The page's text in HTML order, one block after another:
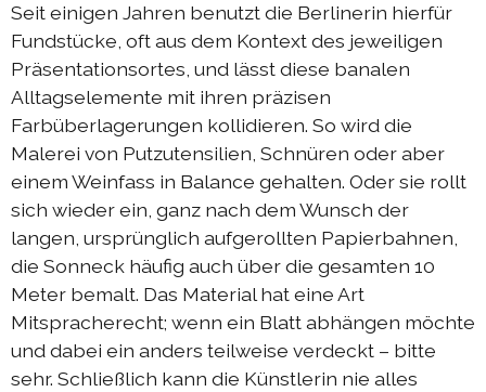
Seit einigen Jahren benutzt die Berlinerin hierfür
Fundstücke, oft aus dem Kontext des jeweiligen
Präsentationsortes, und lässt diese banalen
Alltagselemente mit ihren präzisen
Farbüberlagerungen kollidieren. So wird die
Malerei von Putzutensilien, Schnüren oder aber
einem Weinfass in Balance gehalten. Oder sie rollt
sich wieder ein, ganz nach dem Wunsch der
langen, ursprünglich aufgerollten Papierbahnen,
die Sonneck häufig auch über die gesamten 10
Meter bemalt. Das Material hat eine Art
Mitspracherecht; wenn ein Blatt abhängen möchte
und dabei ein anders teilweise verdeckt – bitte
sehr. Schließlich kann die Künstlerin nie alles